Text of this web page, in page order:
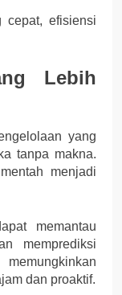
cepat, efisiensi
Lebih
yang
tanpa makna.
menjadi
memantau
memprediksi
dan proaktif.